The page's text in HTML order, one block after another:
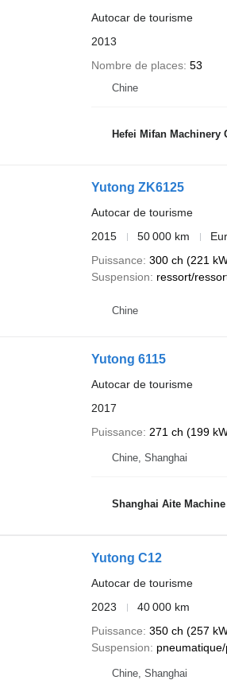
Autocar de tourisme
2013
Nombre de places 53
Chine
Hefei Mifan Machinery
Yutong ZK6125
Autocar de tourisme
2015
50 000 km
Puissance 300 ch (221
Suspension
ressort/
Chine
Yutong 6115
Autocar de tourisme
2017
Puissance
271 ch (199
Chine, Shanghai
Shanghai Aite
Yutong C12
Autocar de tourisme
2023
40 000 km
Puissance 350 ch (257
Suspension
Chine, Shanghai